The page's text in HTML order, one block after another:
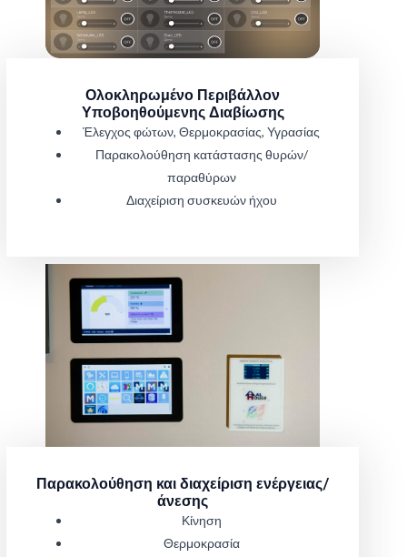
Ολοκληρωμένο Περιβάλλον
Υποβοηθούμενης Διαβίωσης
Έλεγχος φώτων, Θερμοκρασίας, Υγρασίας
Παρακολούθηση κατάστασης θυρών/
παραθύρων
Διαχείριση συσκευών ήχου
Παρακολούθηση και διαχείριση ενέργειας/
άνεσης
Κίνηση
Θερμοκρασία